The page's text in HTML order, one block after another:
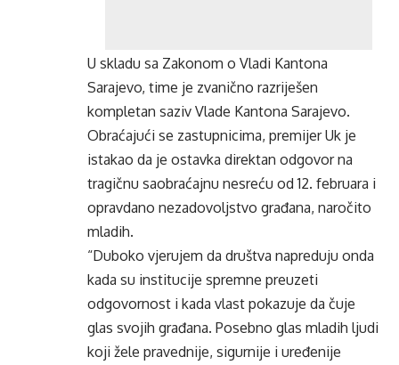
U skladu sa Zakonom o Vladi Kantona
Sarajevo, time je zvanično razriješen
kompletan saziv Vlade Kantona Sarajevo.
Obraćajući se zastupnicima, premijer Uk je
istakao da je ostavka direktan odgovor na
tragičnu saobraćajnu nesreću od 12. februara i
opravdano nezadovoljstvo građana, naročito
mladih.
“Duboko vjerujem da društva napreduju onda
kada su institucije spremne preuzeti
odgovornost i kada vlast pokazuje da čuje
glas svojih građana. Posebno glas mladih ljudi
koji žele pravednije, sigurnije i uređenije